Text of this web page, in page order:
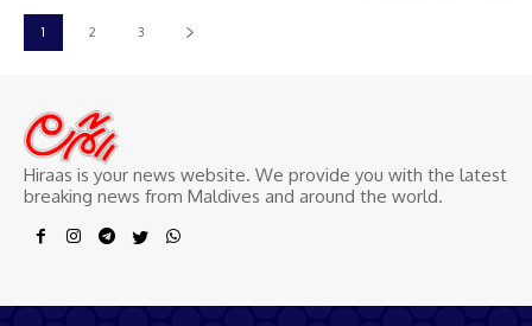
1 2 3
Hiraas is your news website. We provide you with the latest
breaking news from Maldives and around the world.